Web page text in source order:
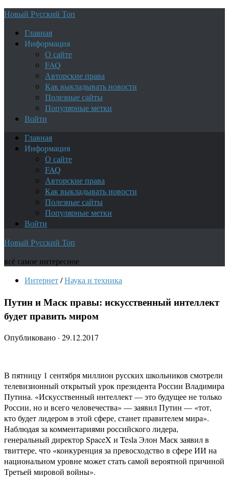
Новый Русский Топ
Главная
Информация
О сайте
FAQ
Авторские права
Как выкладывать новости
Полезные сайты
Популярные метки
Войти
Главная
Информация
О сайте
FAQ
Авторские права
Как выкладывать новости
Полезные сайты
Популярные метки
Войти
Новый Русский Топ
всё самое интересное
Интернет/Наука и техника
Путин и Маск правы: искусственный интеллект
будет править миром
Опубликовано · 29.12.2017
В пятницу 1 сентября миллион русских школьников смотрели
телевизионный открытый урок президента России Владимира
Путина. «Искусственный интеллект — это будущее не только
России, но и всего человечества» — заявил Путин — «тот,
кто будет лидером в этой сфере, станет правителем мира».
Наблюдая за комментариями российского лидера,
генеральный директор SpaceX и Tesla Элон Маск заявил в
твиттере, что «конкуренция за превосходство в сфере ИИ на
национальном уровне может стать самой вероятной причиной
Третьей мировой войны».